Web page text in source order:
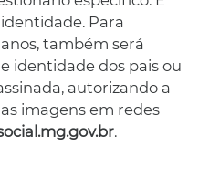
Para
também será
identidade dos pais ou
autorizando a
imagens em redes
.